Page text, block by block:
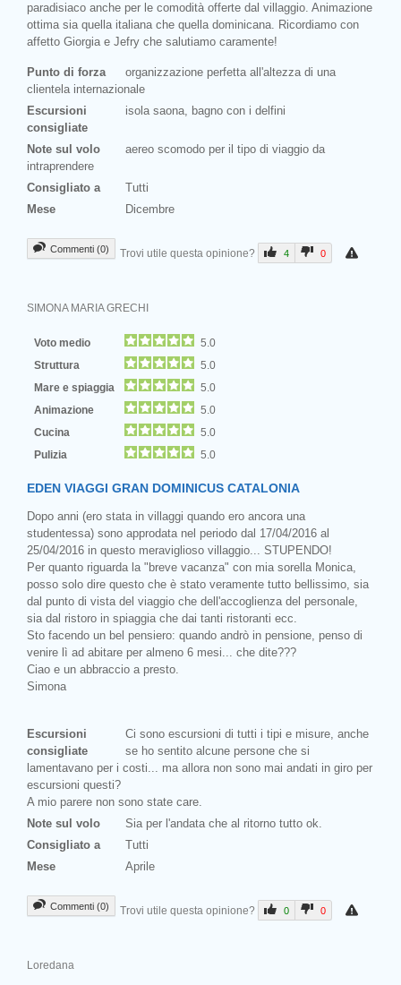
paradisiaco anche per le comodità offerte dal villaggio. Animazione
ottima sia quella italiana che quella dominicana. Ricordiamo con
affetto Giorgia e Jefry che salutiamo caramente!
Punto di forza
organizzazione perfetta all'altezza di una
clientela internazionale
Escursioni
consigliate
isola saona, bagno con i delfini
Note sul volo
aereo scomodo per il tipo di viaggio da
intraprendere
Consigliato a
Tutti
Mese
Dicembre
Commenti (0) Trovi utile questa opinione? 4 0
SIMONA MARIA GRECHI
Voto medio
5.0
Struttura
5.0
Mare e spiaggia
5.0
Animazione
5.0
Cucina
5.0
Pulizia
5.0
EDEN VIAGGI GRAN DOMINICUS CATALONIA
Dopo anni (ero stata in villaggi quando ero ancora una
studentessa) sono approdata nel periodo dal 17/04/2016 al
25/04/2016 in questo meraviglioso villaggio... STUPENDO!
Per quanto riguarda la "breve vacanza" con mia sorella Monica,
posso solo dire questo che è stato veramente tutto bellissimo, sia
dal punto di vista del viaggio che dell'accoglienza del personale,
sia dal ristoro in spiaggia che dai tanti ristoranti ecc.
Sto facendo un bel pensiero: quando andrò in pensione, penso di
venire lì ad abitare per almeno 6 mesi... che dite???
Ciao e un abbraccio a presto.
Simona
Escursioni
consigliate
Ci sono escursioni di tutti i tipi e misure, anche
se ho sentito alcune persone che si
lamentavano per i costi... ma allora non sono mai andati in giro per
escursioni questi?
A mio parere non sono state care.
Note sul volo
Sia per l'andata che al ritorno tutto ok.
Consigliato a
Tutti
Mese
Aprile
Commenti (0) Trovi utile questa opinione? 0 0
Loredana